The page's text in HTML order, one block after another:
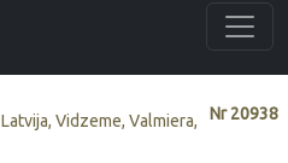
Nr20938
Latvija, Vidzeme, Valmiera,